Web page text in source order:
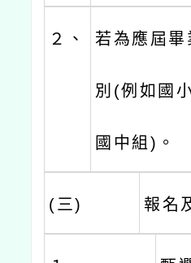
２、 若為應屆
別(例如國
國中組)。
(三) 報名